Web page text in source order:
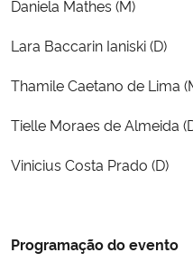
Daniela Mathes (M)
Lara Baccarin Ianiski (D)
Thamile Caetano de Lima
Tielle Moraes de Almeida
Vinicius Costa Prado (D)
Programação do evento